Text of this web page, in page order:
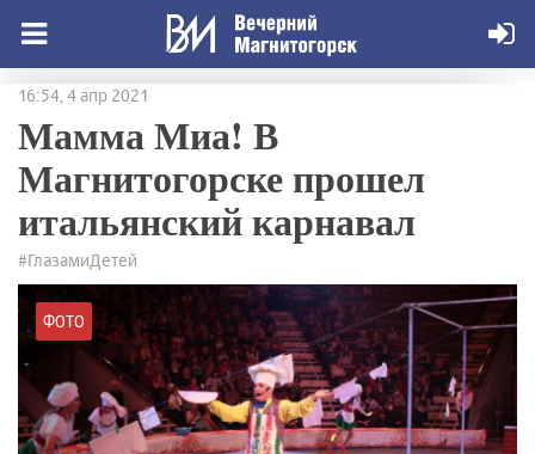
16:54, 4 апр 2021
Мамма Миа! В
Магнитогорске прошел
итальянский карнавал
#ГлазамиДетей
ФОТО